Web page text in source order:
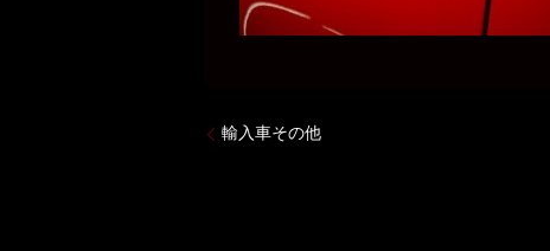
輸入車その他